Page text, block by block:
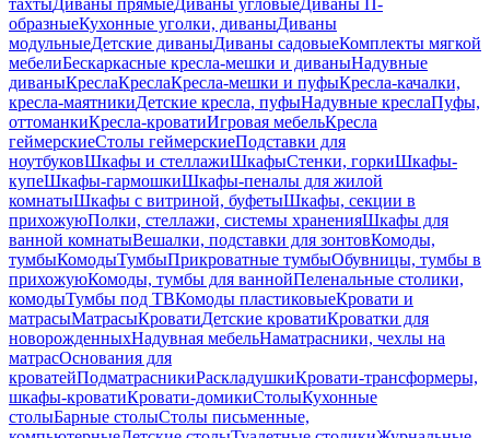
тахтыДиваны прямыеДиваны угловыеДиваны П-
образныеКухонные уголки, диваныДиваны
модульныеДетские диваныДиваны садовыеКомплекты мягкой
мебелиБескаркасные кресла-мешки и диваныНадувные
диваныКреслаКреслаКресла-мешки и пуфыКресла-качалки,
кресла-маятникиДетские кресла, пуфыНадувные креслаПуфы,
оттоманкиКресла-кроватиИгровая мебельКресла
геймерскиеСтолы геймерскиеПодставки для
ноутбуковШкафы и стеллажиШкафыСтенки, горкиШкафы-
купеШкафы-гармошкиШкафы-пеналы для жилой
комнатыШкафы с витриной, буфетыШкафы, секции в
прихожуюПолки, стеллажи, системы храненияШкафы для
ванной комнатыВешалки, подставки для зонтовКомоды,
тумбыКомодыТумбыПрикроватные тумбыОбувницы, тумбы в
прихожуюКомоды, тумбы для ваннойПеленальные столики,
комодыТумбы под ТВКомоды пластиковыеКровати и
матрасыМатрасыКроватиДетские кроватиКроватки для
новорожденныхНадувная мебельНаматрасники, чехлы на
матрасОснования для
кроватейПодматрасникиРаскладушкиКровати-трансформеры,
шкафы-кроватиКровати-домикиСтолыКухонные
столыБарные столыСтолы письменные,